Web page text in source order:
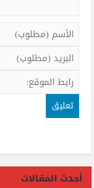
أحدث المقالات